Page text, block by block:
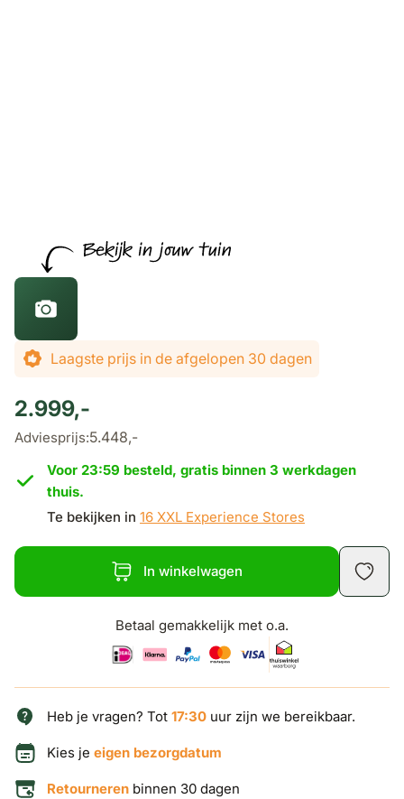
De prijs is afhankelijk van de gekozen opties
Laagste prijs in de afgelopen 30 dagen
2.999,-
Adviesprijs:5.448,-
Voor 23:59 besteld, gratis binnen 3 werkdagen
thuis.
Te bekijken in 16 XXL Experience Stores
In winkelwagen
Betaal gemakkelijk met o.a.
Heb je vragen? Tot 17:30 uur zijn we bereikbaar.
Kies je eigen bezorgdatum
Retourneren binnen 30 dagen